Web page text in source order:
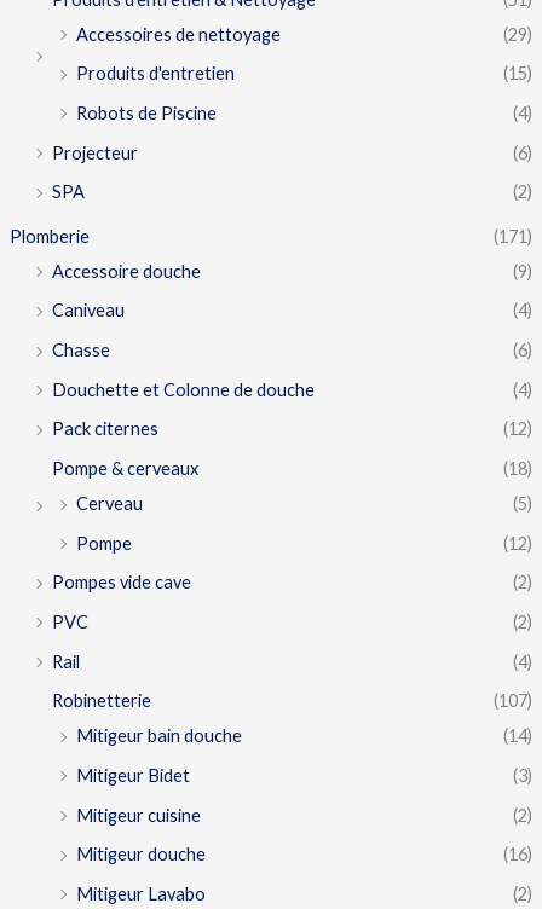
Accessoires de nettoyage
(29)
Produits d'entretien
(15)
Robots de Piscine
(4)
Projecteur
(6)
SPA
(2)
Plomberie
(171)
Accessoire douche
(9)
Caniveau
(4)
Chasse
(6)
Douchette et Colonne de douche
(4)
Pack citernes
(12)
Pompe & cerveaux
(18)
Cerveau
(5)
Pompe
(12)
Pompes vide cave
(2)
PVC
(2)
Rail
(4)
Robinetterie
(107)
Mitigeur bain douche
(14)
Mitigeur Bidet
(3)
Mitigeur cuisine
(2)
Mitigeur douche
(16)
Mitigeur Lavabo
(2)